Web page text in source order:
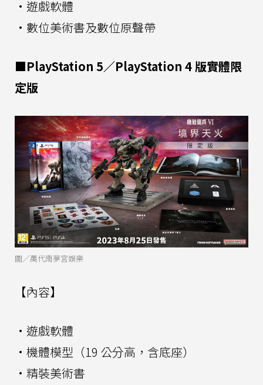
·遊戲軟體
·數位美術書及數位原聲帶
■PlayStation 5／PlayStation 4 版實體限
定版
圖／萬代南夢宮娛樂
【內容】
·遊戲軟體
·機體模型（19 公分高，含底座）
·精裝美術書